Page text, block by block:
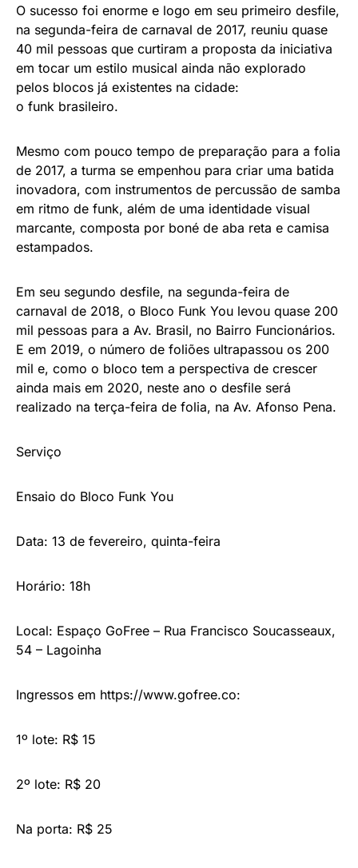
O sucesso foi enorme e logo em seu primeiro desfile,
na segunda-feira de carnaval de 2017, reuniu quase
40 mil pessoas que curtiram a proposta da iniciativa
em tocar um estilo musical ainda não explorado
pelos blocos já existentes na cidade:
o funk brasileiro.
Mesmo com pouco tempo de preparação para a folia
de 2017, a turma se empenhou para criar uma batida
inovadora, com instrumentos de percussão de samba
em ritmo de funk, além de uma identidade visual
marcante, composta por boné de aba reta e camisa
estampados.
Em seu segundo desfile, na segunda-feira de
carnaval de 2018, o Bloco Funk You levou quase 200
mil pessoas para a Av. Brasil, no Bairro Funcionários.
E em 2019, o número de foliões ultrapassou os 200
mil e, como o bloco tem a perspectiva de crescer
ainda mais em 2020, neste ano o desfile será
realizado na terça-feira de folia, na Av. Afonso Pena.
Serviço
Ensaio do Bloco Funk You
Data: 13 de fevereiro, quinta-feira
Horário: 18h
Local: Espaço GoFree – Rua Francisco Soucasseaux,
54 – Lagoinha
Ingressos em https://www.gofree.co:
1º lote: R$ 15
2º lote: R$ 20
Na porta: R$ 25